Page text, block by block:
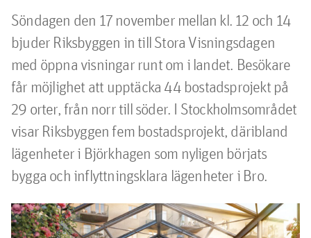
Söndagen den 17 november mellan kl. 12 och 14
bjuder Riksbyggen in till Stora Visningsdagen
med öppna visningar runt om i landet. Besökare
får möjlighet att upptäcka 44 bostadsprojekt på
29 orter, från norr till söder. I Stockholmsområdet
visar Riksbyggen fem bostadsprojekt, däribland
lägenheter i Björkhagen som nyligen börjats
bygga och inflyttningsklara lägenheter i Bro.